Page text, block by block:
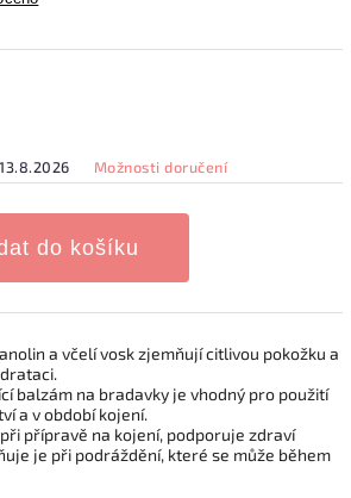
13.8.2026 Možnosti doručení
do košíku
a včelí vosk zjemňují citlivou pokožku a
balzám na bradavky je vhodný pro použití
a v období kojení.
přípravě na kojení, podporuje zdraví
je při podráždění, které se může během